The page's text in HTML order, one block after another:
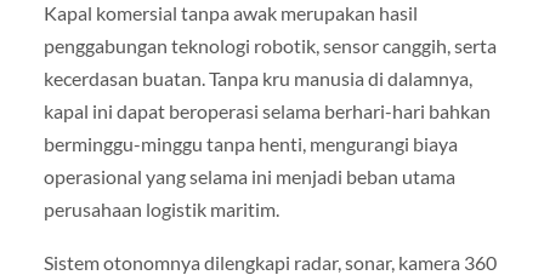
Kapal komersial tanpa awak merupakan hasil
penggabungan teknologi robotik, sensor canggih, serta
kecerdasan buatan. Tanpa kru manusia di dalamnya,
kapal ini dapat beroperasi selama berhari-hari bahkan
berminggu-minggu tanpa henti, mengurangi biaya
operasional yang selama ini menjadi beban utama
perusahaan logistik maritim.
Sistem otonomnya dilengkapi radar, sonar, kamera 360